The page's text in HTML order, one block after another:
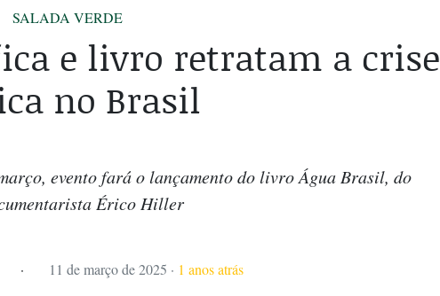
SALADA VERDE
e livro retratam a crise
no Brasil
evento fará o lançamento do livro Água Brasil, do
Érico Hiller
· 11 de março de 2025 · 1 anos atrás